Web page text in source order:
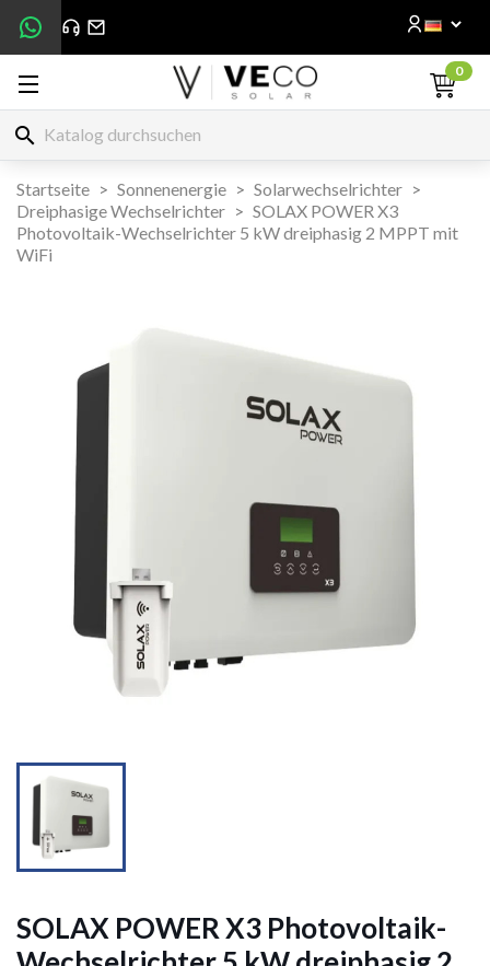
0
search
Startseite Sonnenenergie
Solarwechselrichter
Dreiphasige Wechselrichter
SOLAX POWER X3
Photovoltaik-Wechselrichter 5 kW dreiphasig 2 MPPT mit
WiFi
SOLAX POWER X3 Photovoltaik-